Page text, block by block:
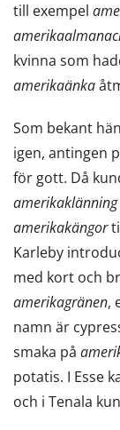
till exempel
kvinna som
amerikaänka
Som bekant
igen, antingen
för gott. Då
amerikaklänning
amerikakängor
Karleby
med kort och
amerikagränen,
namn är
smaka på
potatis. I Esse
och i Tenala